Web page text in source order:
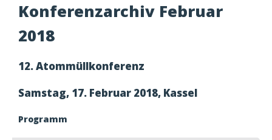
Konferenzarchiv Februar
2018
12. Atommüllkonferenz
Samstag, 17. Februar 2018, Kassel
Programm